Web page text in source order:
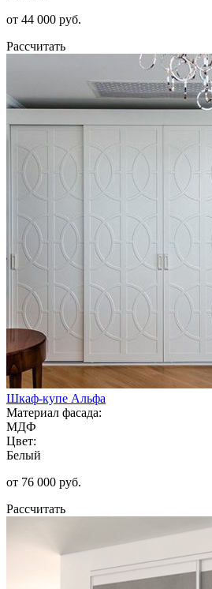
от 44 000 руб.
Рассчитать
Шкаф-купе Альфа
Материал фасада:
МДФ
Цвет:
Белый
от 76 000 руб.
Рассчитать